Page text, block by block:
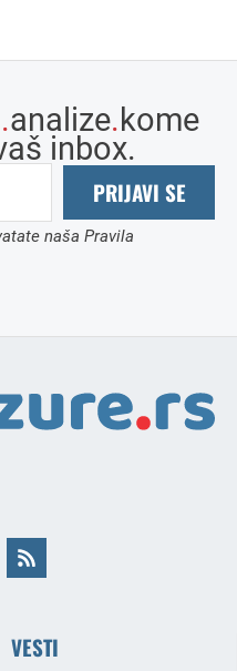
.analize.kome
inbox.
PRIJAVI SE
naša Pravila
VESTI